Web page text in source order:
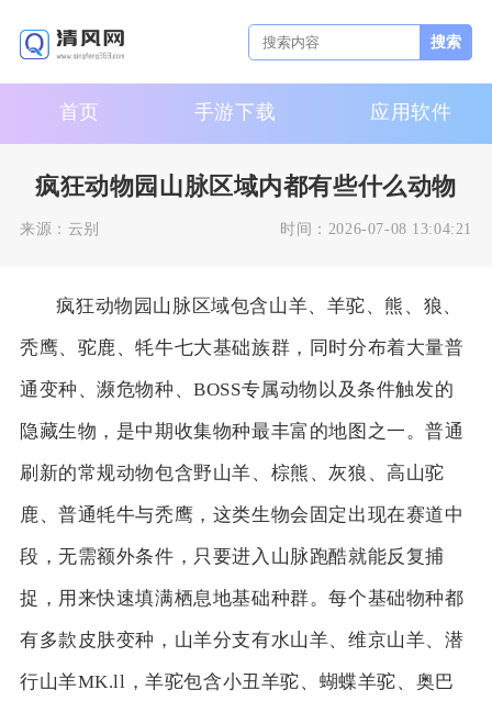
搜索
首页 手游下载 应用软件
疯狂动物园山脉区域内都有些什么动物
来源： 云别 时间： 2026-07-08 13:04:21
疯狂动物园山脉区域包含山羊、羊驼、熊、狼、
秃鹰、驼鹿、牦牛七大基础族群，同时分布着大量普
通变种、濒危物种、BOSS专属动物以及条件触发的
隐藏生物，是中期收集物种最丰富的地图之一。普通
刷新的常规动物包含野山羊、棕熊、灰狼、高山驼
鹿、普通牦牛与秃鹰，这类生物会固定出现在赛道中
段，无需额外条件，只要进入山脉跑酷就能反复捕
捉，用来快速填满栖息地基础种群。每个基础物种都
有多款皮肤变种，山羊分支有水山羊、维京山羊、潜
行山羊MK.ll，羊驼包含小丑羊驼、蝴蝶羊驼、奥巴